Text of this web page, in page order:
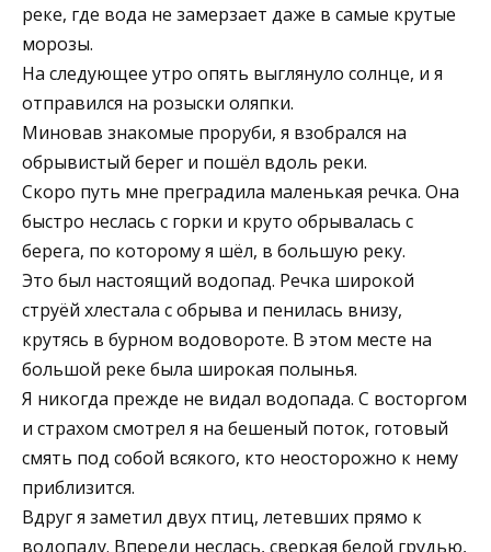
реке, где вода не замерзает даже в самые крутые
морозы.
На следующее утро опять выглянуло солнце, и я
отправился на розыски оляпки.
Миновав знакомые проруби, я взобрался на
обрывистый берег и пошёл вдоль реки.
Скоро путь мне преградила маленькая речка. Она
быстро неслась с горки и круто обрывалась с
берега, по которому я шёл, в большую реку.
Это был настоящий водопад. Речка широкой
струёй хлестала с обрыва и пенилась внизу,
крутясь в бурном водовороте. В этом месте на
большой реке была широкая полынья.
Я никогда прежде не видал водопада. С восторгом
и страхом смотрел я на бешеный поток, готовый
смять под собой всякого, кто неосторожно к нему
приблизится.
Вдруг я заметил двух птиц, летевших прямо к
водопаду. Впереди неслась, сверкая белой грудью,